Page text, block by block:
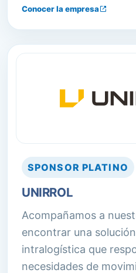
tecnologías.
Conocer la empresa
SPONSOR PLATINO
UNIRROL
Acompañamos a
encontrar una
intralogística que
necesidades de